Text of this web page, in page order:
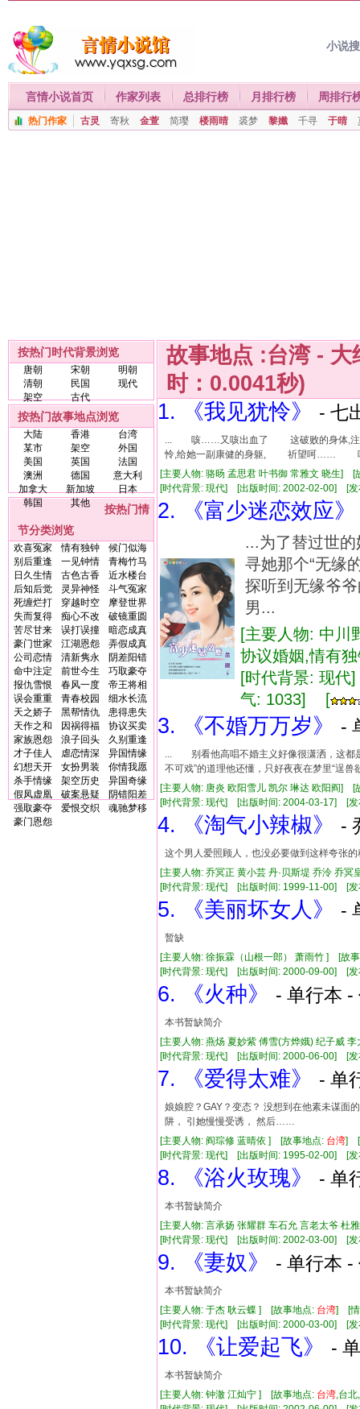
小说
言情小说首页 作家列表 总排行榜 月排行榜 周排行
热门作家 古灵 寄秋 金萱 简璎 楼雨晴 裘梦 黎孅 千寻 于晴
按热门时代背景浏览
唐朝 宋朝
明朝
清朝
民国
现代
架空
古代
按热门故事地点浏览
大陆 香港
台湾
某市
架空
外国
美国
英国
法国
澳洲
德国
意大利
加拿大
新加坡
日本
韩国
其他
按热门情
节分类浏览
欢喜冤家 情有独钟
候门似海
别后重逢
一见钟情
青梅竹马
日久生情
古色古香
近水楼台
后知后觉
灵异神怪
斗气冤家
死缠烂打
穿越时空
摩登世界
失而复得
痴心不改
破镜重圆
苦尽甘来
误打误撞
暗恋成真
豪门世家
江湖恩怨
弄假成真
公司恋情
清新隽永
阴差阳错
命中注定
前世今生
巧取豪夺
报仇雪恨
春风一度
帝王将相
误会重重
青春校园
细水长流
天之娇子
黑帮情仇
患得患失
天作之和
因祸得福
协议买卖
家族恩怨
浪子回头
久别重逢
才子佳人
虐恋情深
异国情缘
幻想天开
女扮男装
你情我愿
杀手情缘
架空历史
异国奇缘
假凤虚凰
破案悬疑
阴错阳差
强取豪夺
爱恨交织
魂驰梦移
豪门恩怨
故事地点 :台湾 -
时：0.0041秒)
1. 《我见犹怜》
- 七
... 咳……又咳出血了 这破败的身体,注
怜,给她一副康健的身躯, 祈望呵…… 咳
[主要人物: 骆旸 孟思君 叶书御 常雅文 晓生] [
[时代背景: 現代] [出版时间: 2002-02-00] [
2. 《富少迷恋效应》
...为了替过世
寻她那个“无缘
探听到无缘爷
男...
[主要人物: 中
协议婚姻,情有
[时代背景: 现
气: 1033] [
3. 《不婚万万岁》 -
... 别看他高唱不婚主义好像很潇洒，这
不可戏”的道理他还懂，只好夜夜在梦里“
[主要人物: 唐炎 欧阳雪儿 凯尔 琳达 欧阳阎] [
[时代背景: 现代] [出版时间: 2004-03-17] [
4. 《淘气小辣椒》 -
这个男人爱照顾人，也没必要做到这样夸张的
[主要人物: 乔冥正 黄小芸 丹·贝斯堤 乔泠 乔
[时代背景: 现代] [出版时间: 1999-11-00] [
5. 《美丽坏女人》 -
暂缺
[主要人物: 徐振霖（山根一郎） 萧雨竹 ] [故
[时代背景: 现代] [出版时间: 2000-09-00] [
6. 《火种》 - 单行本
本书暂缺简介
[主要人物: 燕炀 夏妙紫 傅雪(方烨娥) 纪子威
[时代背景: 现代] [出版时间: 2000-06-00] [
7. 《爱得太难》 - 单
娘娘腔？GAY？变态？ 没想到在他素未谋面
阱， 引她慢慢受诱， 然后……
[主要人物: 阎琮修 蓝晴依 ] [故事地点: 台湾] [
[时代背景: 现代] [出版时间: 1995-02-00] [
8. 《浴火玫瑰》 - 单
本书暂缺简介
[主要人物: 言承扬 张耀群 车石允 言老太爷
[时代背景: 现代] [出版时间: 2002-03-00] [
9. 《妻奴》 - 单行本
本书暂缺简介
[主要人物: 于杰 耿云蝶 ] [故事地点: 台湾] [
[时代背景: 现代] [出版时间: 2000-03-00] [
10. 《让爱起飞》 -
本书暂缺简介
[主要人物: 钟澈 江灿宁 ] [故事地点: 台湾,台